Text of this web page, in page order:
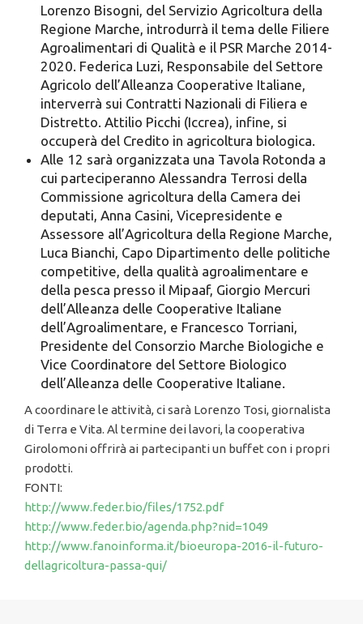
Lorenzo Bisogni, del Servizio Agricoltura della
Regione Marche, introdurrà il tema delle Filiere
Agroalimentari di Qualità e il PSR Marche 2014-
2020. Federica Luzi, Responsabile del Settore
Agricolo dell’Alleanza Cooperative Italiane,
interverrà sui Contratti Nazionali di Filiera e
Distretto. Attilio Picchi (Iccrea), infine, si
occuperà del Credito in agricoltura biologica.
Alle 12 sarà organizzata una Tavola Rotonda a
cui parteciperanno Alessandra Terrosi della
Commissione agricoltura della Camera dei
deputati, Anna Casini, Vicepresidente e
Assessore all’Agricoltura della Regione Marche,
Luca Bianchi, Capo Dipartimento delle politiche
competitive, della qualità agroalimentare e
della pesca presso il Mipaaf, Giorgio Mercuri
dell’Alleanza delle Cooperative Italiane
dell’Agroalimentare, e Francesco Torriani,
Presidente del Consorzio Marche Biologiche e
Vice Coordinatore del Settore Biologico
dell’Alleanza delle Cooperative Italiane.
A coordinare le attività, ci sarà Lorenzo Tosi, giornalista
di Terra e Vita. Al termine dei lavori, la cooperativa
Girolomoni offrirà ai partecipanti un buffet con i propri
prodotti.
FONTI:
http://www.feder.bio/files/1752.pdf
http://www.feder.bio/agenda.php?nid=1049
http://www.fanoinforma.it/bioeuropa-2016-il-futuro-
dellagricoltura-passa-qui/